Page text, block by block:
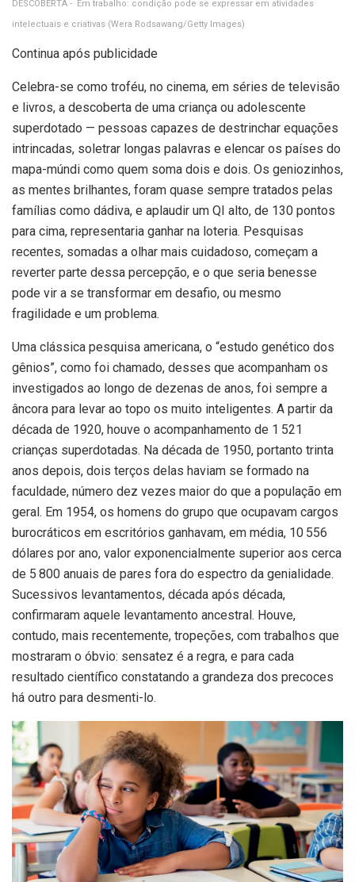
DESCOBERTA - Em trabalho: condição pode se expressar em atividades
intelectuais e criativas (Wera Rodsawang/Getty Images)
Continua após publicidade
Celebra-se como troféu, no cinema, em séries de televisão
e livros, a descoberta de uma criança ou adolescente
superdotado — pessoas capazes de destrinchar equações
intrincadas, soletrar longas palavras e elencar os países do
mapa-múndi como quem soma dois e dois. Os geniozinhos,
as mentes brilhantes, foram quase sempre tratados pelas
famílias como dádiva, e aplaudir um QI alto, de 130 pontos
para cima, representaria ganhar na loteria. Pesquisas
recentes, somadas a olhar mais cuidadoso, começam a
reverter parte dessa percepção, e o que seria benesse
pode vir a se transformar em desafio, ou mesmo
fragilidade e um problema.
Uma clássica pesquisa americana, o “estudo genético dos
gênios”, como foi chamado, desses que acompanham os
investigados ao longo de dezenas de anos, foi sempre a
âncora para levar ao topo os muito inteligentes. A partir da
década de 1920, houve o acompanhamento de 1 521
crianças superdotadas. Na década de 1950, portanto trinta
anos depois, dois terços delas haviam se formado na
faculdade, número dez vezes maior do que a população em
geral. Em 1954, os homens do grupo que ocupavam cargos
burocráticos em escritórios ganhavam, em média, 10 556
dólares por ano, valor exponencialmente superior aos cerca
de 5 800 anuais de pares fora do espectro da genialidade.
Sucessivos levantamentos, década após década,
confirmaram aquele levantamento ancestral. Houve,
contudo, mais recentemente, tropeções, com trabalhos que
mostraram o óbvio: sensatez é a regra, e para cada
resultado científico constatando a grandeza dos precoces
há outro para desmenti-lo.